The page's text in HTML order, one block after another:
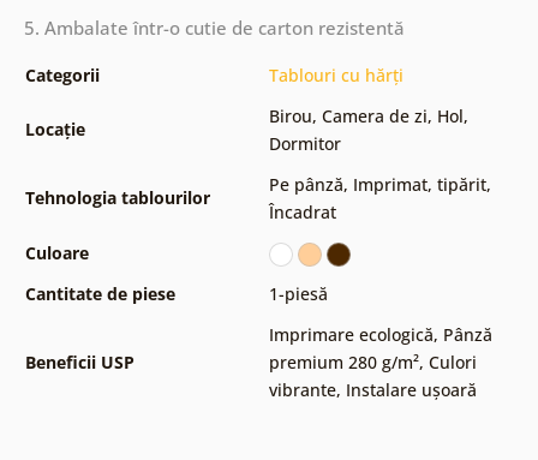
5. Ambalate într-o cutie de carton rezistentă
Categorii Tablouri cu hărți
Locație
Birou, Camera de zi, Hol,
Dormitor
Tehnologia tablourilor
Pe pânză, Imprimat, tipărit,
Încadrat
Culoare
Cantitate de piese
1-piesă
Beneficii USP
Imprimare ecologică, Pânză
premium 280 g/m², Culori
vibrante, Instalare ușoară